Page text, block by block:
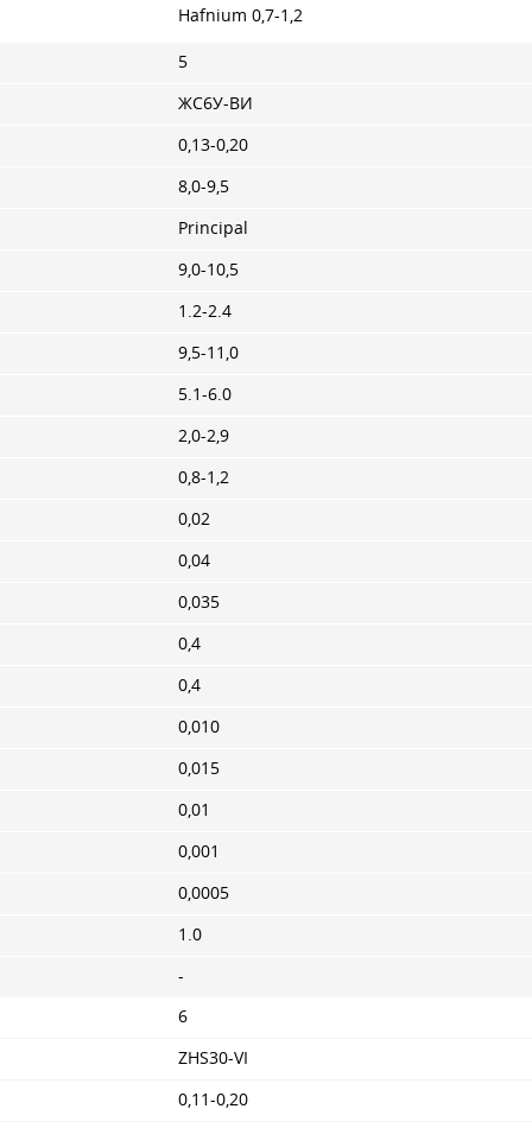
Hafnium 0,7-1,2
5
ЖС6У-ВИ
0,13-0,20
8,0-9,5
Principal
9,0-10,5
1.2-2.4
9,5-11,0
5.1-6.0
2,0-2,9
0,8-1,2
0,02
0,04
0,035
0,4
0,4
0,010
0,015
0,01
0,001
0,0005
1.0
-
6
ZHS30-VI
0,11-0,20